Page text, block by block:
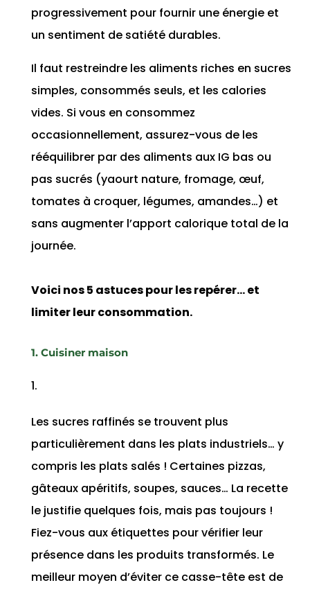
progressivement pour fournir une énergie et
un sentiment de satiété durables.
Il faut restreindre les aliments riches en sucres
simples, consommés seuls, et les calories
vides. Si vous en consommez
occasionnellement, assurez-vous de les
rééquilibrer par des aliments aux IG bas ou
pas sucrés (yaourt nature, fromage, œuf,
tomates à croquer, légumes, amandes…) et
sans augmenter l’apport calorique total de la
journée.
Voici nos 5 astuces pour les repérer… et
limiter leur consommation.
1. Cuisiner maison
Les sucres raffinés se trouvent plus
particulièrement dans les plats industriels… y
compris les plats salés ! Certaines pizzas,
gâteaux apéritifs, soupes, sauces… La recette
le justifie quelques fois, mais pas toujours !
Fiez-vous aux étiquettes pour vérifier leur
présence dans les produits transformés. Le
meilleur moyen d’éviter ce casse-tête est de